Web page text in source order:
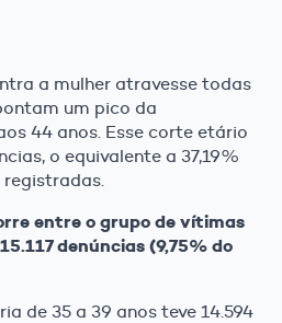
a mulher atravesse todas
um pico da
44 anos. Esse corte etário
o equivalente a 37,19%
registradas.
entre o grupo de vítimas
denúncias (9,75% do
de 35 a 39 anos teve 14.594